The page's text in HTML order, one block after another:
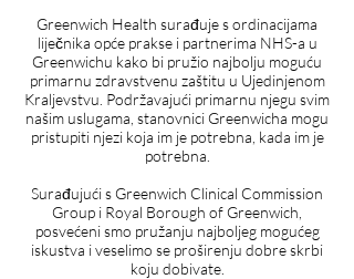
Greenwich Health surađuje s ordinacijama
liječnika opće prakse i partnerima NHS-a u
Greenwichu kako bi pružio najbolju moguću
primarnu zdravstvenu zaštitu u Ujedinjenom
Kraljevstvu. Podržavajući primarnu njegu svim
našim uslugama, stanovnici Greenwicha mogu
pristupiti njezi koja im je potrebna, kada im je
potrebna.
Surađujući s Greenwich Clinical Commission
Group i Royal Borough of Greenwich,
posvećeni smo pružanju najboljeg mogućeg
iskustva i veselimo se proširenju dobre skrbi
koju dobivate.